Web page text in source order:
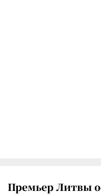
Премьер Литвы